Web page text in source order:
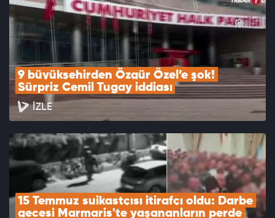
9 büyükşehirden Özgür Özel’e şok!
Sürpriz Cemil Tugay iddiası
İZLE
15 Temmuz suikastçısı itirafçı oldu: Darbe
gecesi Marmaris'te yaşananların perde